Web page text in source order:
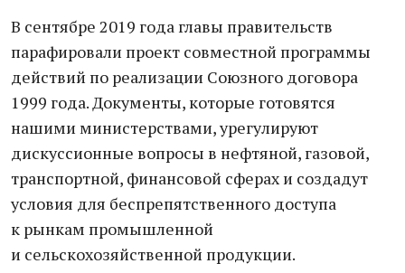
В сентябре 2019 года главы правительств
парафировали проект совместной программы
действий по реализации Союзного договора
1999 года. Документы, которые готовятся
нашими министерствами, урегулируют
дискуссионные вопросы в нефтяной, газовой,
транспортной, финансовой сферах и создадут
условия для беспрепятственного доступа
к рынкам промышленной
и сельскохозяйственной продукции.